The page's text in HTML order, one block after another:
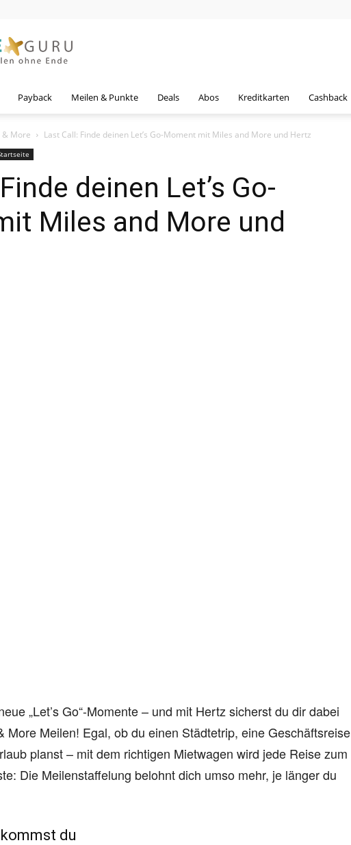
Payback Meilen & Punkte Deals Abos Kreditkarten Cashback
& More Last Call: Finde deinen Let’s Go-Moment mit Miles and More und Hertz
deinen Let’s Go-
Miles and More und
„Let’s Go“-Momente – und mit Hertz sicherst du dir dabei
More Meilen! Egal, ob du einen Städtetrip, eine Geschäftsreise
planst – mit dem richtigen Mietwagen wird jede Reise zum
Die Meilenstaffelung belohnt dich umso mehr, je länger du
du